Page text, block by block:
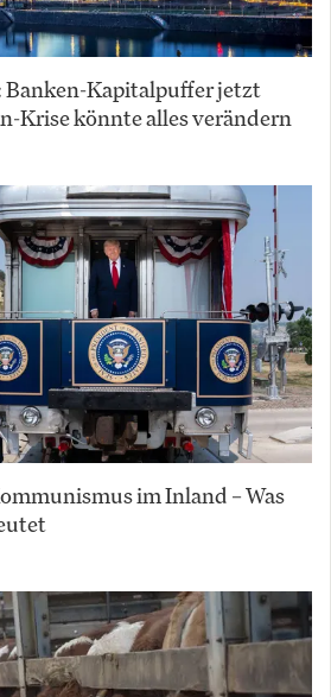
Banken-Kapitalpuffer jetzt
Krise könnte alles verändern
im Inland – Was